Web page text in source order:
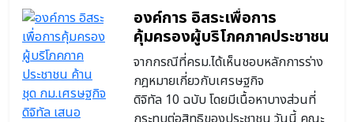
องค์การ อิสระเพื่อการ
คุ้มครองผู้บริโภคภาคประชาชน
ค้าน ชุด กม.เศรษฐกิจดิจิทัล
เสนอ ครม.ทบทวน ชี้ขาดการ
คุ้มครองผู้บริโภค ปชช.ควรมี
ส่วนร่วมในการออกกฎหมาย
จากกรณีที่ครม.ได้เห็นชอบหลักการร่าง
กฎหมายเกี่ยวกับเศรษฐกิจ
ดิจิทัล 10 ฉบับ โดยมีเนื้อหาบางส่วนที่